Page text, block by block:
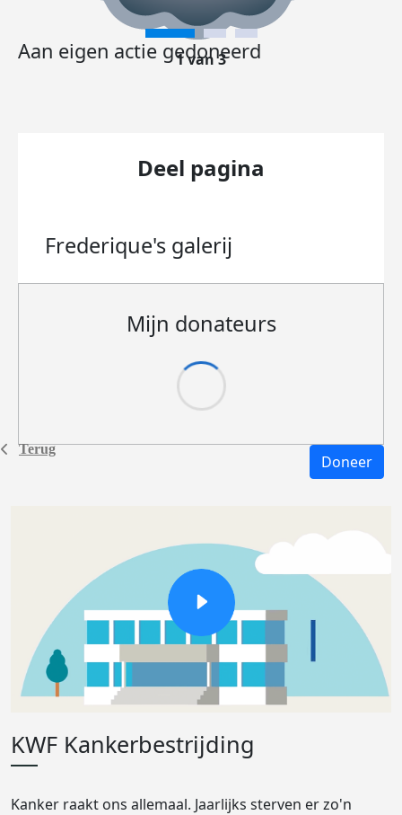
Terug
Aan eigen actie gedoneerd
1 van 3
Deel pagina
Frederique's galerij
Mijn donateurs
Doneer
KWF Kankerbestrijding
Kanker raakt ons allemaal. Jaarlijks sterven er zo'n